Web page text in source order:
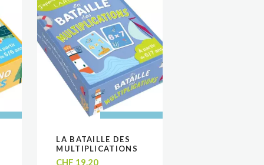
VOIR
VOIR
PANIER
PANIER
LA BATAILLE DES
MULTIPLICATIONS
CHF 19.20